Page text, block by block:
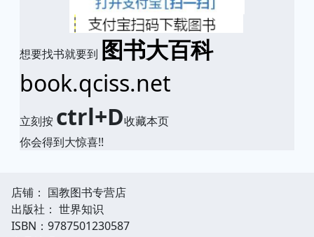
想要找书就要到 图书大百科
book.qciss.net
立刻按 ctrl+D收藏本页
你会得到大惊喜!!
店铺： 国教图书专营店
出版社： 世界知识
ISBN：9787501230587